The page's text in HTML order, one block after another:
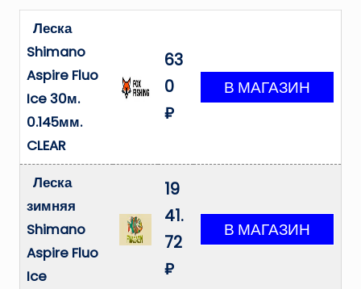
Леска
Shimano
Aspire Fluo
Ice 30м.
0.145мм.
CLEAR
63
0
₽
Леска
зимняя
Shimano
Aspire Fluo
Ice
19
41.
72
₽